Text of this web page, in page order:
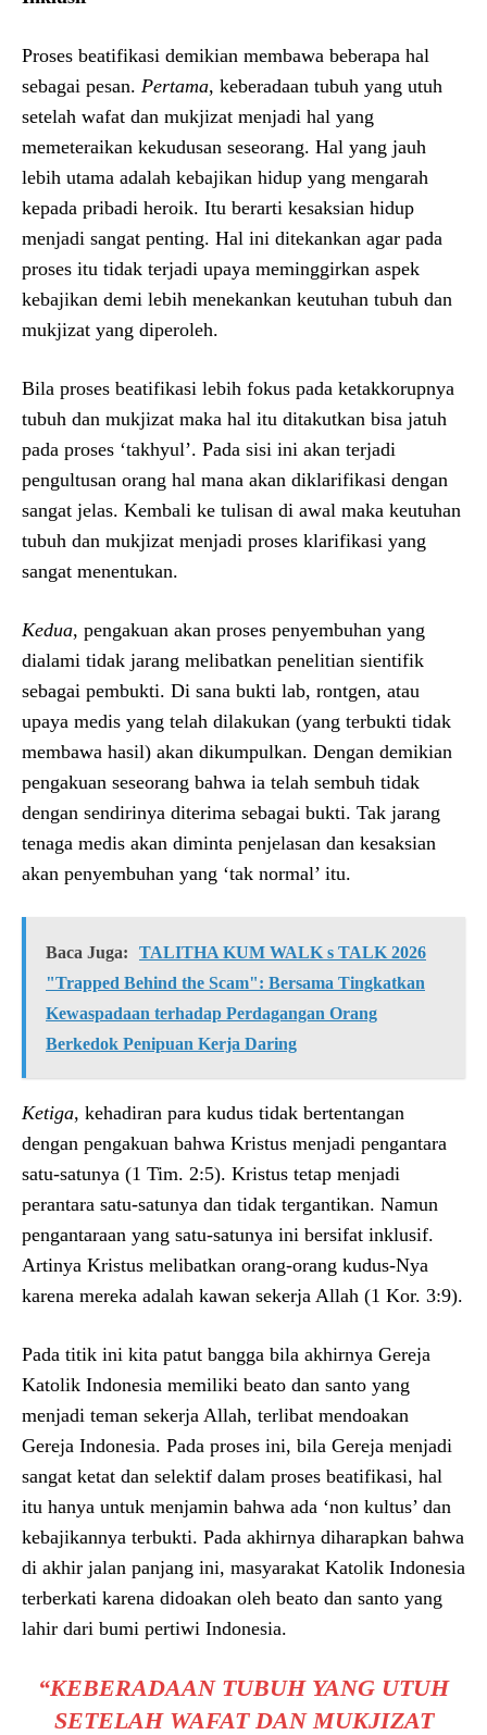
Proses beatifikasi demikian membawa beberapa hal
sebagai pesan. Pertama, keberadaan tubuh yang utuh
setelah wafat dan mukjizat menjadi hal yang
memeteraikan kekudusan seseorang. Hal yang jauh
lebih utama adalah kebajikan hidup yang mengarah
kepada pribadi heroik. Itu berarti kesaksian hidup
menjadi sangat penting. Hal ini ditekankan agar pada
proses itu tidak terjadi upaya meminggirkan aspek
kebajikan demi lebih menekankan keutuhan tubuh dan
mukjizat yang diperoleh.
Bila proses beatifikasi lebih fokus pada ketakkorupnya
tubuh dan mukjizat maka hal itu ditakutkan bisa jatuh
pada proses ‘takhyul’. Pada sisi ini akan terjadi
pengultusan orang hal mana akan diklarifikasi dengan
sangat jelas. Kembali ke tulisan di awal maka keutuhan
tubuh dan mukjizat menjadi proses klarifikasi yang
sangat menentukan.
Kedua, pengakuan akan proses penyembuhan yang
dialami tidak jarang melibatkan penelitian sientifik
sebagai pembukti. Di sana bukti lab, rontgen, atau
upaya medis yang telah dilakukan (yang terbukti tidak
membawa hasil) akan dikumpulkan. Dengan demikian
pengakuan seseorang bahwa ia telah sembuh tidak
dengan sendirinya diterima sebagai bukti. Tak jarang
tenaga medis akan diminta penjelasan dan kesaksian
akan penyembuhan yang ‘tak normal’ itu.
Baca Juga:
TALITHA KUM WALK s TALK 2026
"Trapped Behind the Scam": Bersama Tingkatkan
Kewaspadaan terhadap Perdagangan Orang
Berkedok Penipuan Kerja Daring
Ketiga, kehadiran para kudus tidak bertentangan
dengan pengakuan bahwa Kristus menjadi pengantara
satu-satunya (1 Tim. 2:5). Kristus tetap menjadi
perantara satu-satunya dan tidak tergantikan. Namun
pengantaraan yang satu-satunya ini bersifat inklusif.
Artinya Kristus melibatkan orang-orang kudus-Nya
karena mereka adalah kawan sekerja Allah (1 Kor. 3:9).
Pada titik ini kita patut bangga bila akhirnya Gereja
Katolik Indonesia memiliki beato dan santo yang
menjadi teman sekerja Allah, terlibat mendoakan
Gereja Indonesia. Pada proses ini, bila Gereja menjadi
sangat ketat dan selektif dalam proses beatifikasi, hal
itu hanya untuk menjamin bahwa ada ‘non kultus’ dan
kebajikannya terbukti. Pada akhirnya diharapkan bahwa
di akhir jalan panjang ini, masyarakat Katolik Indonesia
terberkati karena didoakan oleh beato dan santo yang
lahir dari bumi pertiwi Indonesia.
“KEBERADAAN TUBUH YANG UTUH
SETELAH WAFAT DAN MUKJIZAT